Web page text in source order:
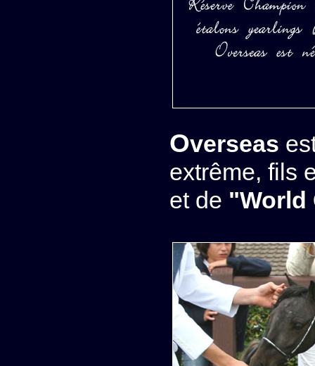
Overseas
extrême, fils
et de "World